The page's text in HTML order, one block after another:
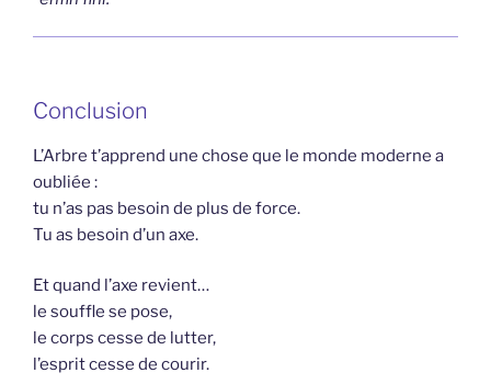
Conclusion
L’Arbre t’apprend une chose que le monde moderne a
oubliée :
tu n’as pas besoin de plus de force.
Tu as besoin d’un axe.
Et quand l’axe revient…
le souffle se pose,
le corps cesse de lutter,
l’esprit cesse de courir.